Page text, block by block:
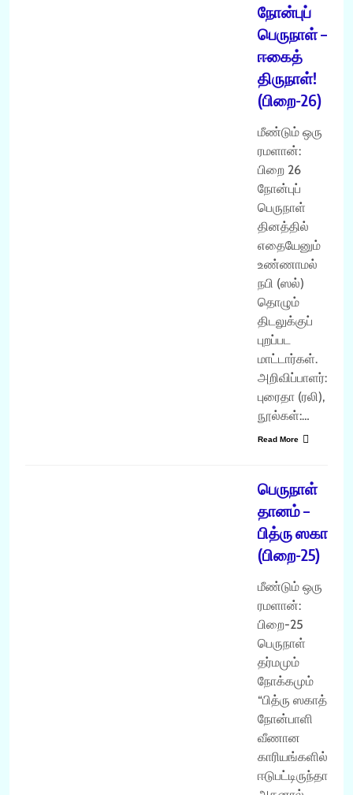
நோன்புப்
பெருநாள் –
ஈகைத்
திருநாள்!
(பிறை-26)
மீண்டும் ஒரு
ரமளான்:
பிறை 26
நோன்புப்
பெருநாள்
தினத்தில்
எதையேனும்
உண்ணாமல்
நபி (ஸல்)
தொழும்
திடலுக்குப்
புறப்பட
மாட்டார்கள்.
அறிவிப்பாளர்:
புரைதா (ரலி),
நூல்கள்:…
Read More
பெருநாள்
தானம் –
பித்ரு ஸகாத்
(பிறை-25)
மீண்டும் ஒரு
ரமளான்:
பிறை-25
பெருநாள்
தர்மமும்
நோக்கமும்
“பித்ரு ஸகாத்,
நோன்பாளி
வீணான
காரியங்களில்
ஈடுபட்டிருந்தால்